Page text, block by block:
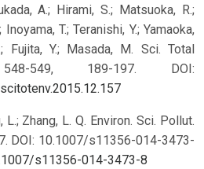
A.; Hirami, S.; Matsuoka, R.;
T.; Teranishi, Y.; Yamaoka,
Fujita, Y.; Masada, M. Sci. Total
549, 189-197. DOI:
L.; Zhang, L. Q. Environ. Sci. Pollut.
DOI: 10.1007/s11356-014-3473-
s11356-014-3473-8